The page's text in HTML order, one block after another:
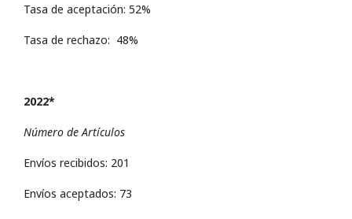
Tasa de aceptación: 52%
Tasa de rechazo: 48%
2022*
Número de Artículos
Envíos recibidos: 201
Envíos aceptados: 73